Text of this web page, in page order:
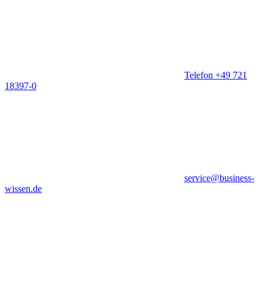
Telefon +49 721
18397-0
service@business-
wissen.de